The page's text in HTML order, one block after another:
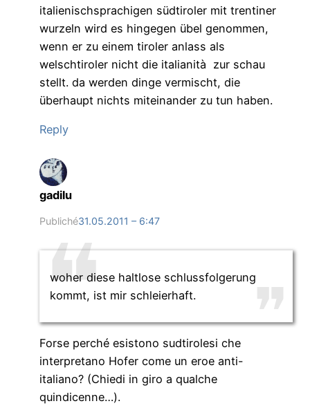
italienischsprachigen südtiroler mit trentiner
wurzeln wird es hingegen übel genommen,
wenn er zu einem tiroler anlass als
welschtiroler nicht die italianità zur schau
stellt. da werden dinge vermischt, die
überhaupt nichts miteinander zu tun haben.
Reply
gadilu
Publiché31.05.2011 – 6:47
woher diese haltlose schlussfolgerung
kommt, ist mir schleierhaft.
Forse perché esistono sudtirolesi che
interpretano Hofer come un eroe anti-
italiano? (Chiedi in giro a qualche
quindicenne…).